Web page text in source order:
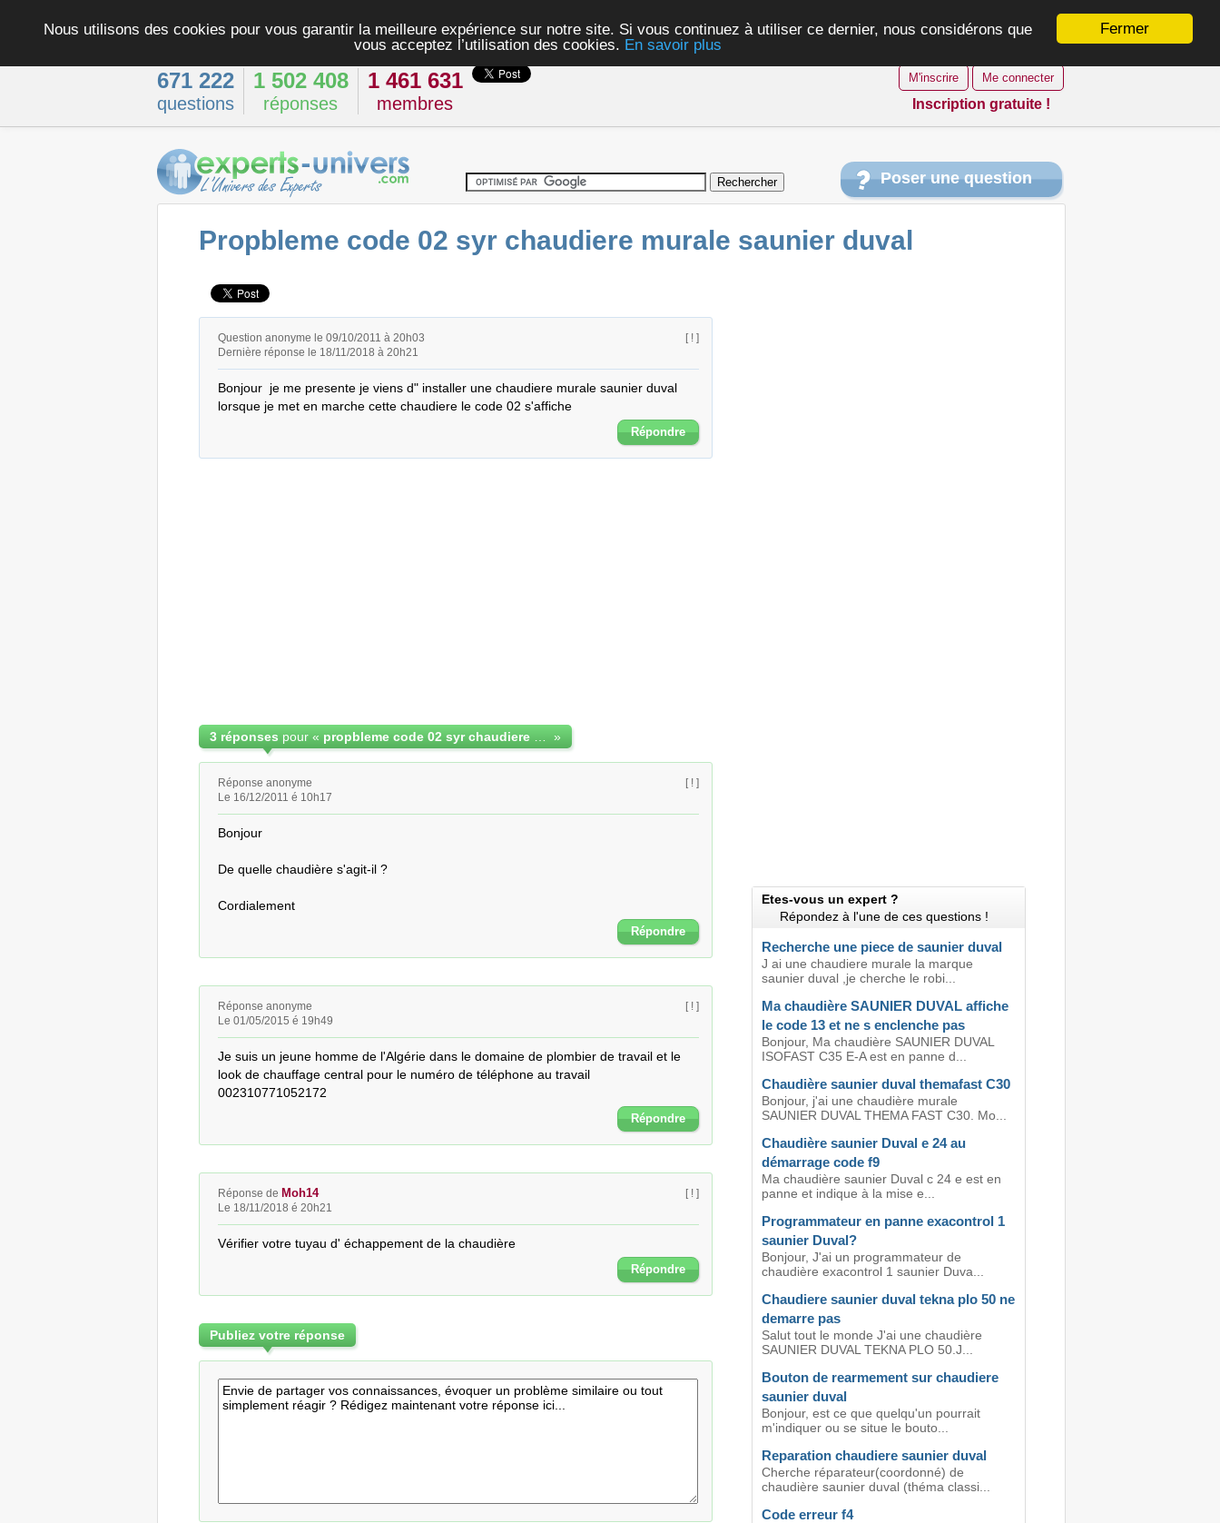
Fermer
Nous utilisons des cookies pour vous garantir la meilleure expérience sur notre site. Si vous continuez à utiliser ce dernier, nous considérons que
vous acceptez l’utilisation des cookies. En savoir plus
671 222
questions
1 502 408
réponses
1 461 631
membres
M'inscrire Me connecter
Inscription gratuite !
Poser une question
Propbleme code 02 syr chaudiere murale saunier duval
Question anonyme le 09/10/2011 à 20h03
Dernière réponse le 18/11/2018 à 20h21
[ ! ]
Bonjour  je me presente je viens d" installer une chaudiere murale saunier duval
lorsque je met en marche cette chaudiere le code 02 s'affiche
Répondre
3 réponses pour « »
Réponse anonyme
Le 16/12/2011 é 10h17
[ ! ]
Bonjour
De quelle chaudière s'agit-il ?
Cordialement
Répondre
Réponse anonyme
Le 01/05/2015 é 19h49
[ ! ]
Je suis un jeune homme de l'Algérie dans le domaine de plombier de travail et le
look de chauffage central pour le numéro de téléphone au travail
002310771052172
Répondre
Réponse de Moh14
Le 18/11/2018 é 20h21
[ ! ]
Vérifier votre tuyau d' échappement de la chaudière
Répondre
Publiez votre réponse
Etes-vous un expert ?
Répondez à l'une de ces questions !
Recherche une piece de saunier duval
J ai une chaudiere murale la marque
saunier duval ,je cherche le robi...
Ma chaudière SAUNIER DUVAL affiche
le code 13 et ne s enclenche pas
Bonjour, Ma chaudière SAUNIER DUVAL
ISOFAST C35 E-A est en panne d...
Chaudière saunier duval themafast C30
Bonjour, j'ai une chaudière murale
SAUNIER DUVAL THEMA FAST C30. Mo...
Chaudière saunier Duval e 24 au
démarrage code f9
Ma chaudière saunier Duval c 24 e est en
panne et indique à la mise e...
Programmateur en panne exacontrol 1
saunier Duval?
Bonjour, J'ai un programmateur de
chaudière exacontrol 1 saunier Duva...
Chaudiere saunier duval tekna plo 50 ne
demarre pas
Salut tout le monde J'ai une chaudière
SAUNIER DUVAL TEKNA PLO 50.J...
Bouton de rearmement sur chaudiere
saunier duval
Bonjour, est ce que quelqu'un pourrait
m'indiquer ou se situe le bouto...
Reparation chaudiere saunier duval
Cherche réparateur(coordonné) de
chaudière saunier duval (théma classi...
Code erreur f4